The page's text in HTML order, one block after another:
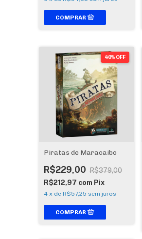
40% OFF
Piratas de Maracaibo
R$229,00 R$379,00
R$212,97 com Pix
4 x de R$57,25 sem juros